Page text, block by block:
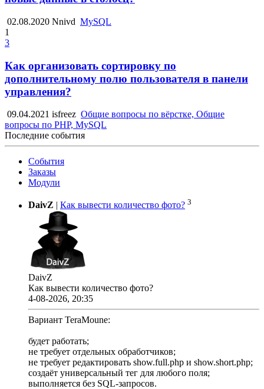
02.08.2020 Nnivd MySQL
1
3
Как организовать сортировку по
дополнительному полю пользователя в панели
управления?
09.04.2021 isfreez Общие вопросы по вёрстке, Общие
вопросы по PHP, MySQL
Последние события
События
Заказы
Модули
DaivZ Как вывести количество фото? 3
DaivZ
Как вывести количество фото?
4-08-2026, 20:35
Вариант TeraMoune:
будет работать;
не требует отдельных обработчиков;
не требует редактировать show.full.php и show.short.php;
создаёт универсальный тег для любого поля;
выполняется без SQL-запросов.